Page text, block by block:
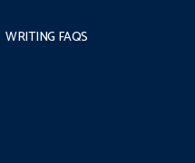
WRITING FAQS